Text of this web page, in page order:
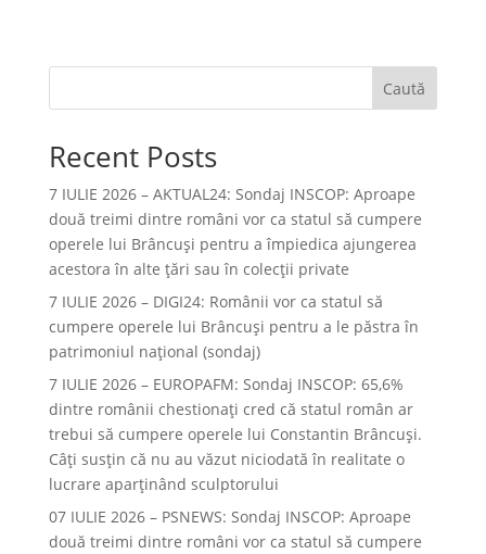
Caută
Recent Posts
7 IULIE 2026 – AKTUAL24: Sondaj INSCOP: Aproape
două treimi dintre români vor ca statul să cumpere
operele lui Brâncuşi pentru a împiedica ajungerea
acestora în alte ţări sau în colecţii private
7 IULIE 2026 – DIGI24: Românii vor ca statul să
cumpere operele lui Brâncuși pentru a le păstra în
patrimoniul național (sondaj)
7 IULIE 2026 – EUROPAFM: Sondaj INSCOP: 65,6%
dintre românii chestionați cred că statul român ar
trebui să cumpere operele lui Constantin Brâncuși.
Câți susțin că nu au văzut niciodată în realitate o
lucrare aparținând sculptorului
07 IULIE 2026 – PSNEWS: Sondaj INSCOP: Aproape
două treimi dintre români vor ca statul să cumpere